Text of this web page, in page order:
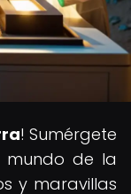
! Sumérgete
mundo de la
y maravillas